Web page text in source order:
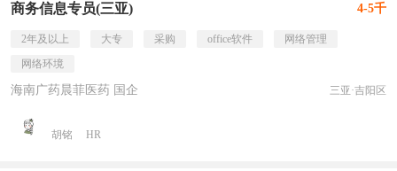
商务信息专员(三亚) 4-5千
2年及以上 大专 采购 office软件
网络管理
网络环境
海南广药晨菲医药 国企 三亚·吉阳区
胡铭 HR